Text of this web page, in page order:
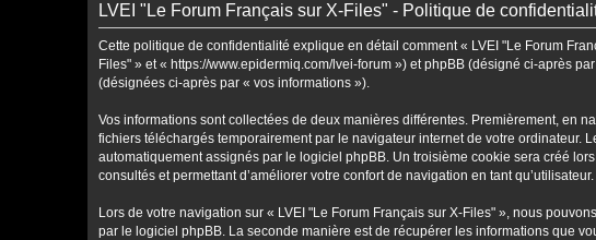
LVEI "Le Forum Français sur X-Files" - Politique de
Cette politique de confidentialité explique en détail comment « LVEI "Le Forum
Files" » et « https://www.epidermiq.com/lvei-forum ») et phpBB (désigné ci-après
(désignées ci-après par « vos informations »).
Vos informations sont collectées de deux manières différentes. Premièrement, en
fichiers téléchargés temporairement par le navigateur internet de votre ordinateur.
automatiquement assignés par le logiciel phpBB. Un troisième cookie sera créé
consultés et permettant d’améliorer votre confort de navigation en tant qu’utilisateur.
Lors de votre navigation sur « LVEI "Le Forum Français sur X-Files" », nous
par le logiciel phpBB. La seconde manière est de récupérer les informations que